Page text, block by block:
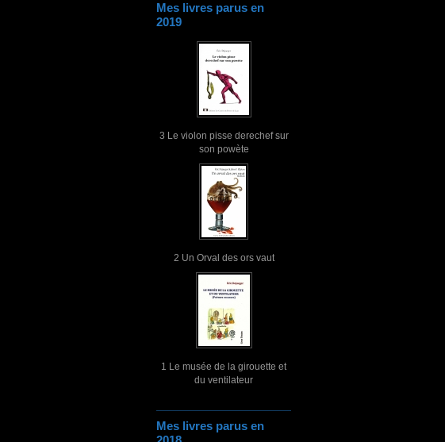
Mes livres parus en
2019
3 Le violon pisse derechef sur
son powète
2 Un Orval des ors vaut
1 Le musée de la girouette et
du ventilateur
Mes livres parus en